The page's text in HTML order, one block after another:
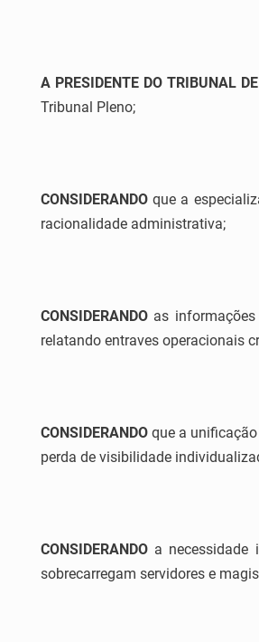
A PRESIDENTE DO TRIBUNAL
Tribunal Pleno;
CONSIDERANDOque a
racionalidade administrativa;
CONSIDERANDOas informações
relatando entraves operacionais
CONSIDERANDOque a unificação
perda de visibilidade
CONSIDERANDOa necessidade
sobrecarregam servidores e